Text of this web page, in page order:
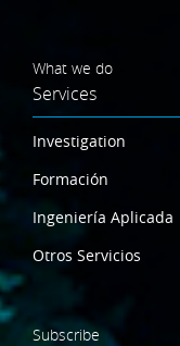
What we do
Services
Investigation
Formación
Ingeniería Aplicada
Otros Servicios
Subscribe